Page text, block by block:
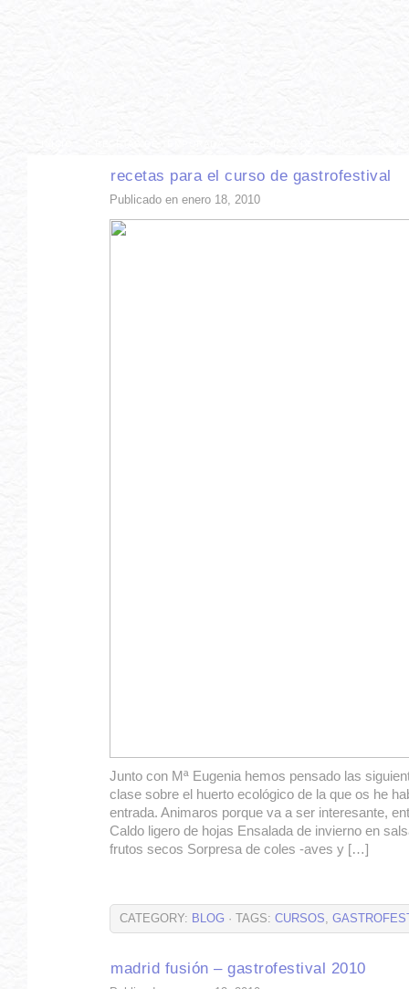
recetas para el curso de gastrofestival
Publicado en enero 18, 2010
Junto con Mª Eugenia hemos pensado las
clase sobre el huerto ecológico de la que os he
entrada. Animaros porque va a ser interesante,
Caldo ligero de hojas Ensalada de invierno en
frutos secos Sorpresa de coles -aves y […]
CATEGORY: BLOG · TAGS: CURSOS,
madrid fusión – gastrofestival 2010